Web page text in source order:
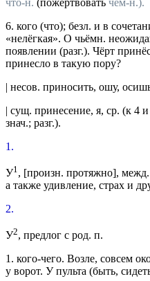
6. кого (что); безл. и в
«нелёгкая». О чьёмн.
появлении (разг.). Чёрт
принесло в такую пору?
| несов. приносить, ошу,
| сущ. принесение, я, ср. (к 4
знач.; разг.).
1.
У1 , [произн. протяжно], межд.
а также удивление, страх и
2.
У2, предлог с род. п.
1. кого-чего. Возле, совсем
у ворот. У пульта (быть,